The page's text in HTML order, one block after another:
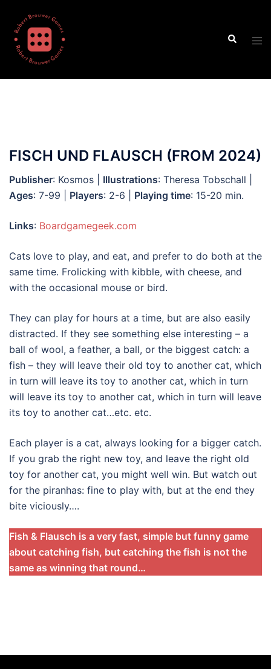
content
Search
FISCH UND FLAUSCH (FROM 2024)
Publisher: Kosmos | Illustrations: Theresa Tobschall |
Ages: 7-99 | Players: 2-6 | Playing time: 15-20 min.
Links: Boardgamegeek.com
Cats love to play, and eat, and prefer to do both at the
same time. Frolicking with kibble, with cheese, and
with the occasional mouse or bird.
They can play for hours at a time, but are also easily
distracted. If they see something else interesting – a
ball of wool, a feather, a ball, or the biggest catch: a
fish – they will leave their old toy to another cat, which
in turn will leave its toy to another cat, which in turn
will leave its toy to another cat, which in turn will leave
its toy to another cat…etc. etc.
Each player is a cat, always looking for a bigger catch.
If you grab the right new toy, and leave the right old
toy for another cat, you might well win. But watch out
for the piranhas: fine to play with, but at the end they
bite viciously….
Fish & Flausch is a very fast, simple but funny game
about catching fish, but catching the fish is not the
same as winning that round…